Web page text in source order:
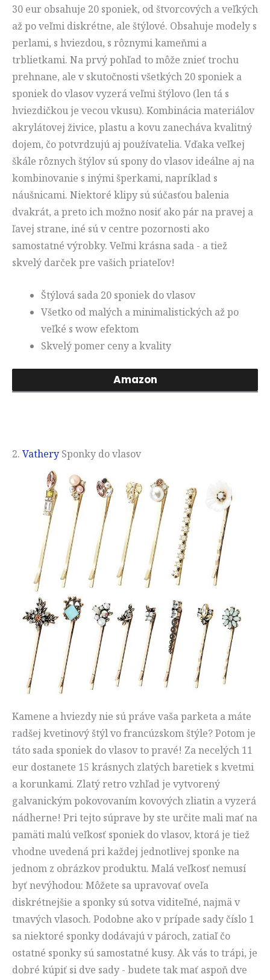
30 eur obsahuje 20 sponiek, od štvorcových a veľkých
až po veľmi diskrétne, ale štýlové. Obsahuje modely s
perlami, s hviezdou, s rôznymi kameňmi a
trblietkami. Na prvý pohľad to môže znieť trochu
prehnane, ale v skutočnosti všetkých 20 sponiek a
sponiek do vlasov vyzerá veľmi štýlovo (len tá s
hviezdičkou je vecou vkusu). Kombinácia materiálov
akrylátovej živice, plastu a kovu zanecháva kvalitný
dojem, čo potvrdzujú aj používatelia. Vďaka veľkej
škále rôznych štýlov sú spony do vlasov ideálne aj na
kombinovanie s inými šperkami, napríklad s
náušnicami. Niektoré klipy sú súčasťou balenia
dvakrát, a preto ich možno nosiť ako pár na pravej a
ľavej strane, iné sú v centre pozornosti ako
samostatné výrobky. Veľmi krásna sada - a tiež
skvelý darček pre vašich priateľov!
Štýlová sada 20 sponiek do vlasov
Všetko od malých a minimalistických až po
veľké s wow efektom
Skvelý pomer ceny a kvality
Amazon
2. Vathery Sponky do vlasov
Kamene a hviezdy nie sú práve vaša parketa a máte
radšej kvetinový štýl vo francúzskom štýle? Potom je
táto sada sponiek do vlasov to pravé! Za necelých 11
eur dostanete 15 krásnych zlatých baretiek s kvetmi
a korunkami. Zlatý retro vzhľad je vytvorený
galvanickým pokovovaním kovových zliatin a vyzerá
nádherne! Pri tejto súprave by ste určite mali mať na
pamäti malú veľkosť sponiek do vlasov, ktorá je tiež
vhodne uvedená pri každej jednotlivej sponke na
jednom z obrázkov produktu. Malá veľkosť nemusí
byť nevýhodou: Môžete sa upravovať oveľa
diskrétnejšie a sponky sú sotva viditeľné, najmä v
tmavých vlasoch. Podobne ako v prípade sady číslo 1
sa niektoré sponky dodávajú v pároch, zatiaľ čo
ostatné sponky sú samostatné kusy. Ak vás to trápi, je
dobré kúpiť si dve sady - budete tak mať aspoň dve